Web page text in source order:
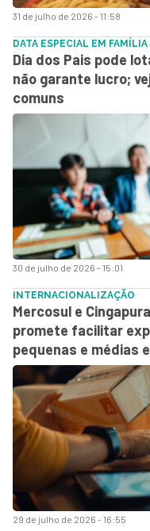
31 de julho de 2026 - 11:58
30 de julho de 2026 - 15:01
DATA ESPECIAL EM FAMÍLIA
Dia dos Pais pode
não garante lucro;
comuns
29 de julho de 2026 - 16:55
INTERNACIONALIZAÇÃO
Mercosul e
promete facilitar
pequenas e médias